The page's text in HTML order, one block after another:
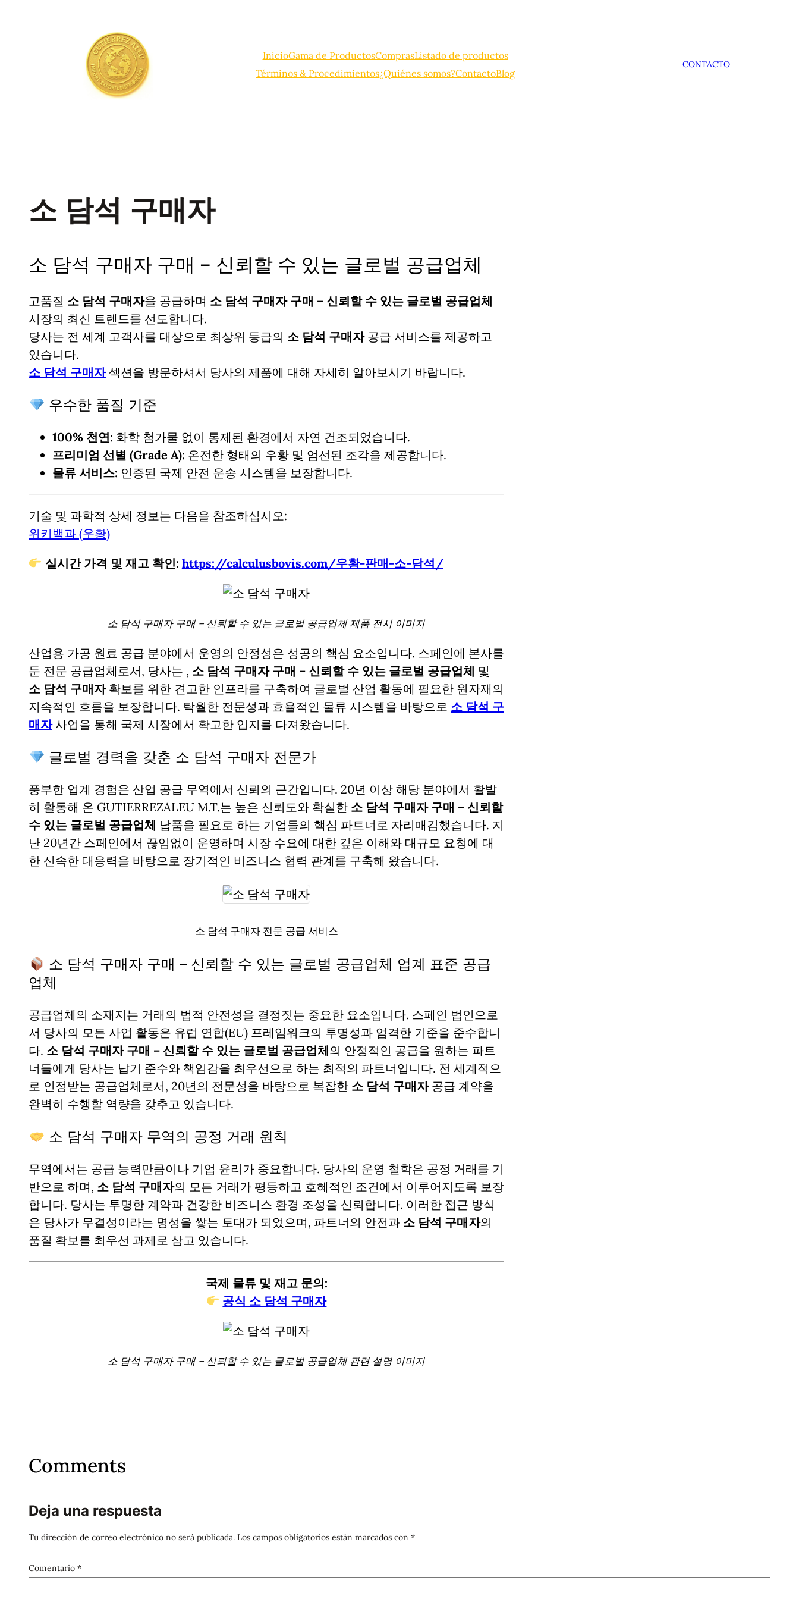
InicioGama de ProductosComprasListado de productos
Términos & Procedimientos¿Quiénes somos?ContactoBlog
CONTACTO
소 담석 구매자
소 담석 구매자 구매 – 신뢰할 수 있는 글로벌 공급업체
고품질 소 담석 구매자을 공급하며 소 담석 구매자 구매 – 신뢰할 수 있는 글로벌 공급업체
시장의 최신 트렌드를 선도합니다.
당사는 전 세계 고객사를 대상으로 최상위 등급의 소 담석 구매자공급 서비스를 제공하고
있습니다.
소 담석 구매자섹션을 방문하셔서 당사의 제품에 대해 자세히 알아보시기 바랍니다.
우수한 품질 기준
100% 천연: 화학 첨가물 없이 통제된 환경에서 자연 건조되었습니다.
프리미엄 선별 (Grade A): 온전한 형태의 우황 및 엄선된 조각을 제공합니다.
물류 서비스: 인증된 국제 안전 운송 시스템을 보장합니다.
기술 및 과학적 상세 정보는 다음을 참조하십시오:
위키백과 (우황)
실시간 가격 및 재고 확인: https://calculusbovis.com/우황-판매-소-담석/
소 담석 구매자 구매 – 신뢰할 수 있는 글로벌 공급업체 제품 전시 이미지
산업용 가공 원료 공급 분야에서 운영의 안정성은 성공의 핵심 요소입니다. 스페인에 본사를
둔 전문 공급업체로서, 당사는 , 소 담석 구매자 구매 – 신뢰할 수 있는 글로벌 공급업체 및
소 담석 구매자확보를 위한 견고한 인프라를 구축하여 글로벌 산업 활동에 필요한 원자재의
지속적인 흐름을 보장합니다. 탁월한 전문성과 효율적인 물류 시스템을 바탕으로 소 담석 구
매자사업을 통해 국제 시장에서 확고한 입지를 다져왔습니다.
글로벌 경력을 갖춘 소 담석 구매자 전문가
풍부한 업계 경험은 산업 공급 무역에서 신뢰의 근간입니다. 20년 이상 해당 분야에서 활발
히 활동해 온 GUTIERREZALEU M.T.는 높은 신뢰도와 확실한 소 담석 구매자 구매 – 신뢰할
수 있는 글로벌 공급업체 납품을 필요로 하는 기업들의 핵심 파트너로 자리매김했습니다. 지
난 20년간 스페인에서 끊임없이 운영하며 시장 수요에 대한 깊은 이해와 대규모 요청에 대
한 신속한 대응력을 바탕으로 장기적인 비즈니스 협력 관계를 구축해 왔습니다.
소 담석 구매자 전문 공급 서비스
소 담석 구매자 구매 – 신뢰할 수 있는 글로벌 공급업체 업계 표준 공급
업체
공급업체의 소재지는 거래의 법적 안전성을 결정짓는 중요한 요소입니다. 스페인 법인으로
서 당사의 모든 사업 활동은 유럽 연합(EU) 프레임워크의 투명성과 엄격한 기준을 준수합니
다. 소 담석 구매자 구매 – 신뢰할 수 있는 글로벌 공급업체의 안정적인 공급을 원하는 파트
너들에게 당사는 납기 준수와 책임감을 최우선으로 하는 최적의 파트너입니다. 전 세계적으
로 인정받는 공급업체로서, 20년의 전문성을 바탕으로 복잡한 소 담석 구매자공급 계약을
완벽히 수행할 역량을 갖추고 있습니다.
소 담석 구매자 무역의 공정 거래 원칙
무역에서는 공급 능력만큼이나 기업 윤리가 중요합니다. 당사의 운영 철학은 공정 거래를 기
반으로 하며, 소 담석 구매자의 모든 거래가 평등하고 호혜적인 조건에서 이루어지도록 보장
합니다. 당사는 투명한 계약과 건강한 비즈니스 환경 조성을 신뢰합니다. 이러한 접근 방식
은 당사가 무결성이라는 명성을 쌓는 토대가 되었으며, 파트너의 안전과 소 담석 구매자의
품질 확보를 최우선 과제로 삼고 있습니다.
국제 물류 및 재고 문의:
공식 소 담석 구매자
소 담석 구매자 구매 – 신뢰할 수 있는 글로벌 공급업체 관련 설명 이미지
Comments
Deja una respuesta
Tu dirección de correo electrónico no será publicada. Los campos obligatorios están marcados con *
Comentario *